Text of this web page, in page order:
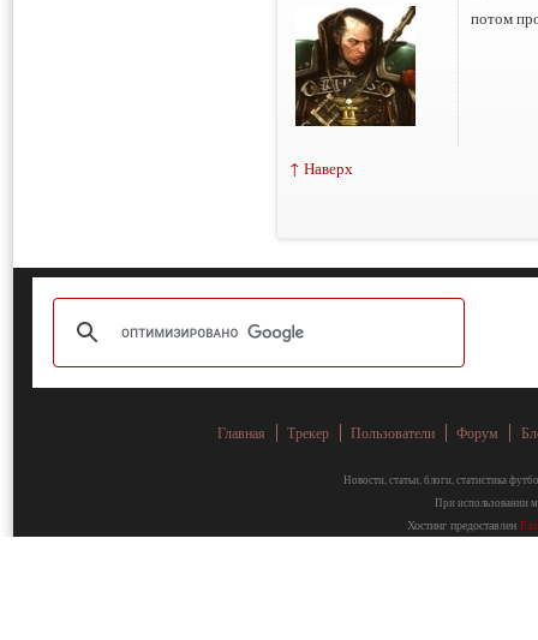
потом
↑ Наверх
Главная Трекер Пользователи Форум
Новости, статьи, блоги, статистика
При использовании
Хостинг предоставлен